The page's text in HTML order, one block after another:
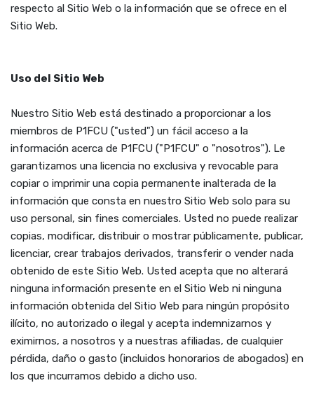
respecto al Sitio Web o la información que se ofrece en el
Sitio Web.
Uso del Sitio Web
Nuestro Sitio Web está destinado a proporcionar a los
miembros de P1FCU ("usted") un fácil acceso a la
información acerca de P1FCU ("P1FCU" o "nosotros"). Le
garantizamos una licencia no exclusiva y revocable para
copiar o imprimir una copia permanente inalterada de la
información que consta en nuestro Sitio Web solo para su
uso personal, sin fines comerciales. Usted no puede realizar
copias, modificar, distribuir o mostrar públicamente, publicar,
licenciar, crear trabajos derivados, transferir o vender nada
obtenido de este Sitio Web. Usted acepta que no alterará
ninguna información presente en el Sitio Web ni ninguna
información obtenida del Sitio Web para ningún propósito
ilícito, no autorizado o ilegal y acepta indemnizarnos y
eximirnos, a nosotros y a nuestras afiliadas, de cualquier
pérdida, daño o gasto (incluidos honorarios de abogados) en
los que incurramos debido a dicho uso.